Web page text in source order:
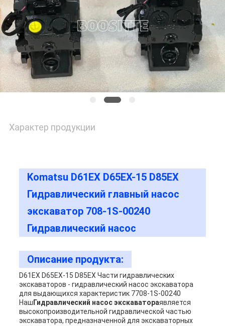
Характер продукции
Komatsu D61EX D65EX-15 D85EX
Гидравлический главный насос
экскаватор 708-1S-00240
Гидравлический насос
Описание продукта:
D61EX D65EX-15 D85EX Части гидравлических
экскаваторов - гидравлический насос экскаватора
для выдающихся характеристик 7708-1S-00240
Наш Гидравлический насос экскаватораявляется
высокопроизводительной гидравлической частью
экскаватора, предназначенной для экскаваторных